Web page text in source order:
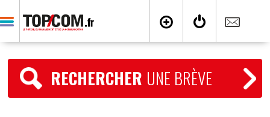
RECHERCHER UNE BRÈVE